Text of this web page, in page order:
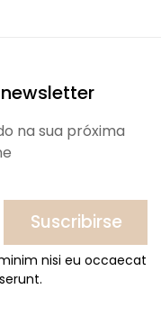
na sua próxima
Suscribirse
nisi eu occaecat